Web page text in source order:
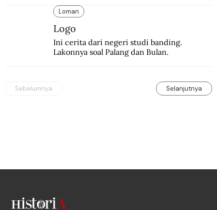
diselenggarakan pemerintah.
Loman
Logo
Ini cerita dari negeri studi banding.
Lakonnya soal Palang dan Bulan.
Sebelumnya Selanjutnya